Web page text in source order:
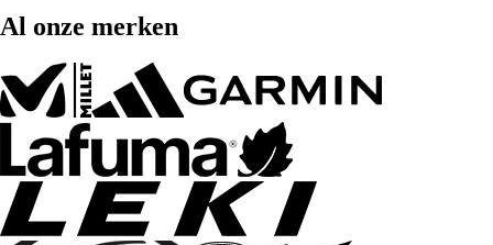
Al onze merken